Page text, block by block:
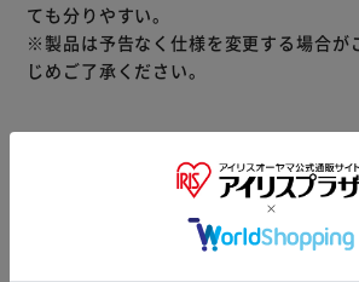
ても分りやすい。
※製品は予告なく仕様を変更する場合が
じめご了承ください。
※当商品はお取り寄せ品の為、在庫の確
までお時間を頂く場合がございます。
また、商品がメーカーにて完売となって
ル又は注文内容の変更をお願いいたして